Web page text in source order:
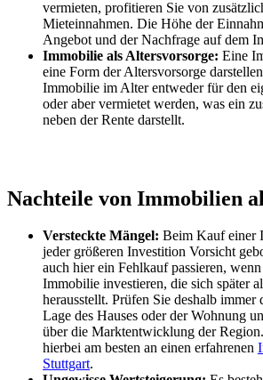
vermieten, profitieren Sie von
Mieteinnahmen. Die Höhe der
Angebot und der Nachfrage auf dem
Immobilie als Altersvorsorge: Eine
eine Form der Altersvorsorge
Immobilie im Alter entweder für den
oder aber vermietet werden, was ein
neben der Rente darstellt.
Nachteile von Immobilien
Versteckte Mängel: Beim Kauf einer
jeder größeren Investition Vorsicht
auch hier ein Fehlkauf passieren,
Immobilie investieren, die sich später
herausstellt. Prüfen Sie deshalb immer
Lage des Hauses oder der Wohnung
über die Marktentwicklung der
hierbei am besten an einen erfahrenen
Stuttgart.